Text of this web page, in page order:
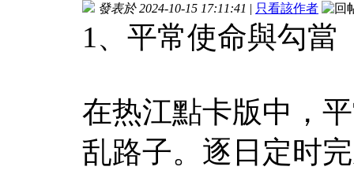
發表於 2024-10-15 17:11:41 | 只看該作者
1、平常使命與勾當
在热江點卡版中，
乱路子。逐日定时